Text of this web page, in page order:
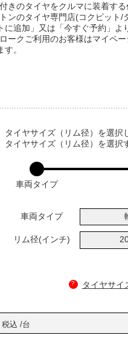
きのタイヤをクルマに装着する
ンのタイヤ専門店(コクピット
に追加」又は「今すぐ予約」よ
ークご利用のお客様はマイペ
。
タイヤサイズ（リム径）を選択
タイヤサイズ（リム径）を選択
車両タイプ
車両タイプ
リム径(インチ)
? タイヤサイ
税込 /台